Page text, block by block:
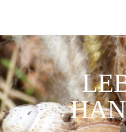
content